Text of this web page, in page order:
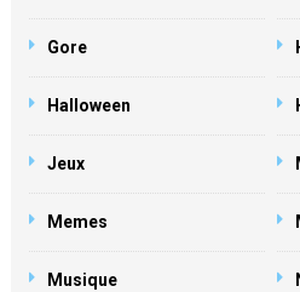
Gore
Halloween
Jeux
Memes
Musique